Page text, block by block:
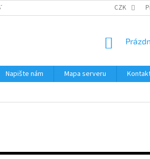
PŘÍSLUŠENSTVÍ RUČNÍ RADIOSTANICE
CZK
Napište nám Mapa serveru